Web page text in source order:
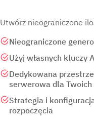
Utwórz nieograniczone
Nieograniczone
Użyj własnych kluczy
Dedykowana
serwerowa dla Twoich
Strategia i
rozpoczęcia